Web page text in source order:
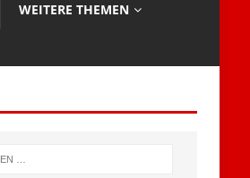
WEITERE THEMEN